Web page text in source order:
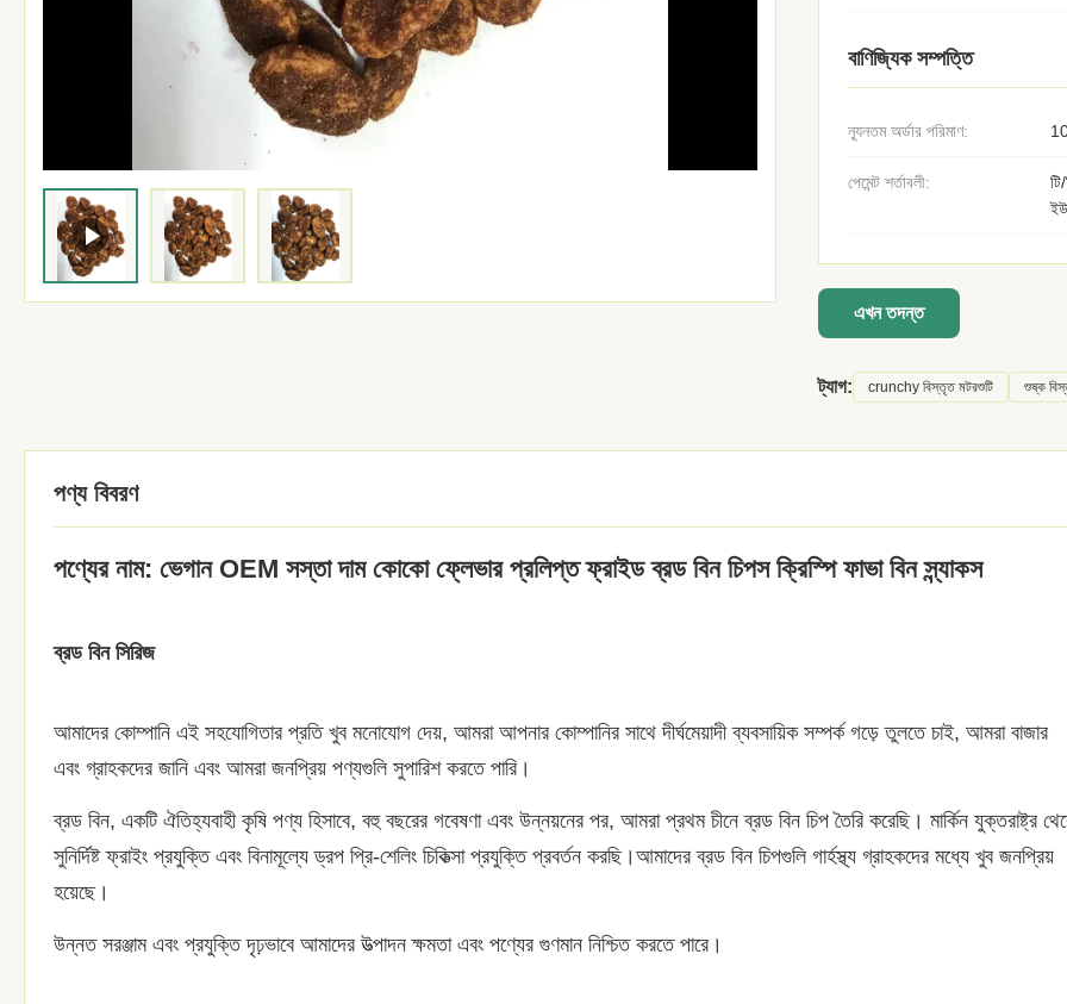
বাণিজ্যিক সম্পত্তি
ন্যূনতম অর্ডার পরিমাণ:
পেমেন্ট শর্তাবলী:
এখন তদন্ত
ট্যাগ: crunchy বিস্তৃত মটরশুটি শুষ্ক
পণ্য বিবরণ
পণ্যের নাম: ভেগান OEM সস্তা দাম কোকো ফ্লেভার প্রলিপ্ত ফ্রাইড ব্রড বিন চিপস ক্রিস্পি ফাভা বিন স্ন্যাকস
ব্রড বিন সিরিজ
আমাদের কোম্পানি এই সহযোগিতার প্রতি খুব মনোযোগ দেয়, আমরা আপনার কোম্পানির সাথে দীর্ঘমেয়াদী ব্যবসায়িক সম্পর্ক গড়ে তুলতে চাই, আমরা বাজার
এবং গ্রাহকদের জানি এবং আমরা জনপ্রিয় পণ্যগুলি সুপারিশ করতে পারি।
ব্রড বিন, একটি ঐতিহ্যবাহী কৃষি পণ্য হিসাবে, বহু বছরের গবেষণা এবং উন্নয়নের পর, আমরা প্রথম চীনে ব্রড বিন চিপ তৈরি করেছি। মার্কিন যুক্তরাষ্ট্র
সুনির্দিষ্ট ফ্রাইং প্রযুক্তি এবং বিনামূল্যে ড্রপ প্রি-শেলিং চিকিত্সা প্রযুক্তি প্রবর্তন করছি।আমাদের ব্রড বিন চিপগুলি গার্হস্থ্য গ্রাহকদের মধ্যে খুব জনপ্রিয়
হয়েছে।
উন্নত সরঞ্জাম এবং প্রযুক্তি দৃঢ়ভাবে আমাদের উত্পাদন ক্ষমতা এবং পণ্যের গুণমান নিশ্চিত করতে পারে।